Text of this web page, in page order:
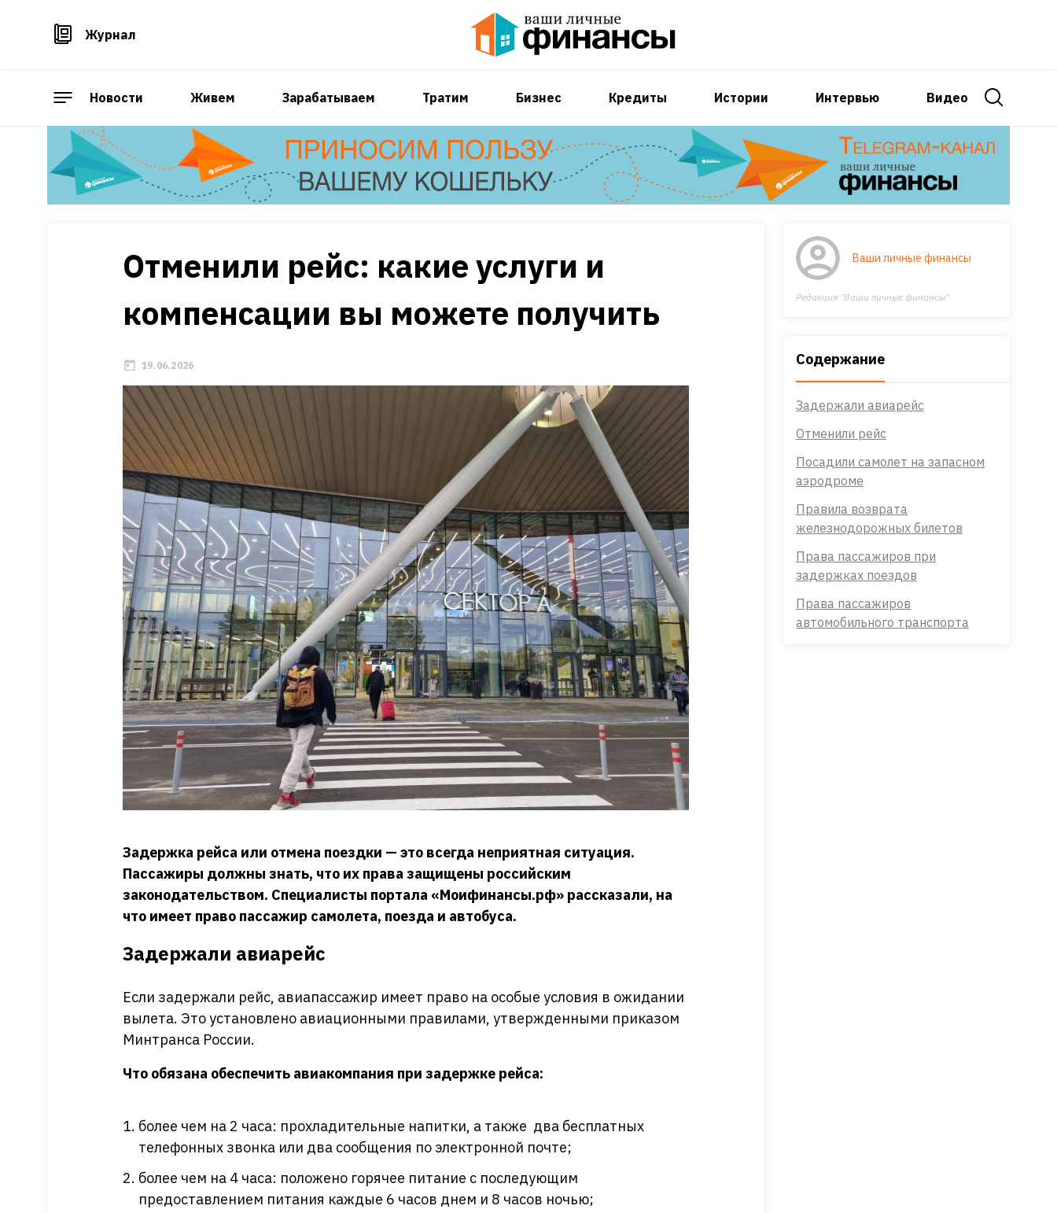
Журнал
Новости Живем Зарабатываем Тратим Бизнес Кредиты Истории Интервью Видео
Отменили рейс: какие услуги и
компенсации вы можете получить
19.06.2026
Ваши личные финансы
Редакция "Ваши личные финансы"
Содержание
Задержали авиарейс
Отменили рейс
Посадили самолет на запасном
аэродроме
Правила возврата
железнодорожных билетов
Права пассажиров при
задержках поездов
Права пассажиров
автомобильного транспорта
Задержка рейса или отмена поездки — это всегда неприятная ситуация.
Пассажиры должны знать, что их права защищены российским
законодательством. Специалисты портала «Моифинансы.рф» рассказали, на
что имеет право пассажир самолета, поезда и автобуса.
Задержали авиарейс
Если задержали рейс, авиапассажир имеет право на особые условия в ожидании
вылета. Это установлено авиационными правилами, утвержденными приказом
Минтранса России.
Что обязана обеспечить авиакомпания при задержке рейса:
более чем на 2 часа: прохладительные напитки, а также два бесплатных
телефонных звонка или два сообщения по электронной почте;
более чем на 4 часа: положено горячее питание с последующим
предоставлением питания каждые 6 часов днем и 8 часов ночью;